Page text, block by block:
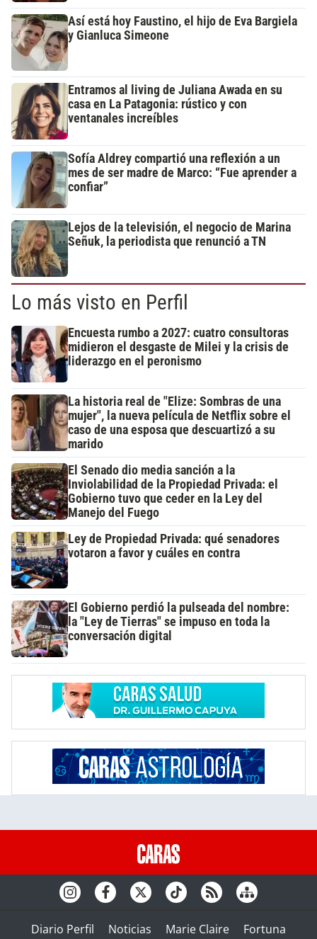
Así está hoy Faustino, el hijo de Eva Bargiela
y Gianluca Simeone
Entramos al living de Juliana Awada en su
casa en La Patagonia: rústico y con
ventanales increíbles
Sofía Aldrey compartió una reflexión a un
mes de ser madre de Marco: “Fue aprender a
confiar”
Lejos de la televisión, el negocio de Marina
Señuk, la periodista que renunció a TN
Lo más visto en Perfil
Encuesta rumbo a 2027: cuatro consultoras
midieron el desgaste de Milei y la crisis de
liderazgo en el peronismo
La historia real de "Elize: Sombras de una
mujer", la nueva película de Netflix sobre el
caso de una esposa que descuartizó a su
marido
El Senado dio media sanción a la
Inviolabilidad de la Propiedad Privada: el
Gobierno tuvo que ceder en la Ley del
Manejo del Fuego
Ley de Propiedad Privada: qué senadores
votaron a favor y cuáles en contra
El Gobierno perdió la pulseada del nombre:
la "Ley de Tierras" se impuso en toda la
conversación digital
Diario Perfil Noticias Marie Claire Fortuna